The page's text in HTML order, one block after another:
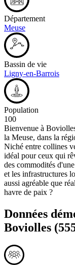
Département
Meuse
Bassin de vie
Ligny-en-Barrois
Population
100
Bienvenue à
la Meuse, dans la
Niché entre collines
idéal pour ceux qui
des commodités
et les infrastructures
aussi agréable que
havre de paix ?
Données
Boviolles